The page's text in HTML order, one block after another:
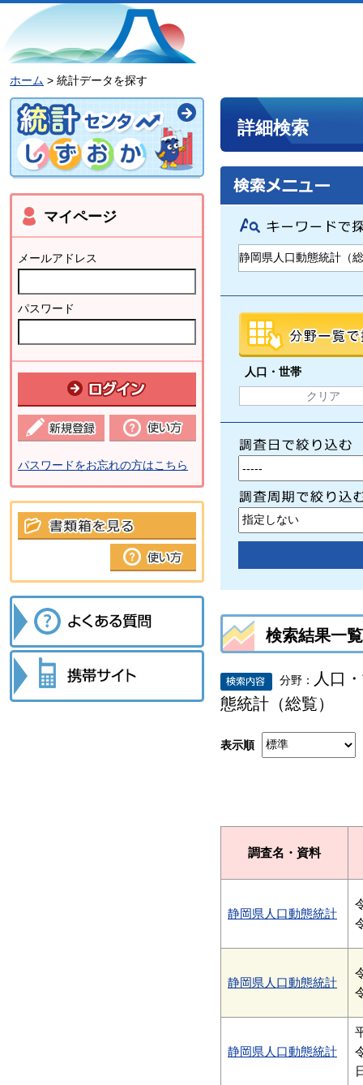
ホーム > 統計データを探す
マイページ
メールアドレス
パスワード
パスワードをお忘れの方はこちら
詳細検索
人口・世帯
クリア
検索結果一覧
分野：
人口
態統計（総覧）
表示順
調査名・資料
静岡県人口動態統計
静岡県人口動態統計
静岡県人口動態統計